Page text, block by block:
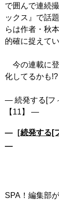
で囲んで連続
ックス』で話
らは作者・秋
的確に捉えて
今の連載に
化してるかも!?
― 続発する[フ
―［続発する[
―
SPA！編集部